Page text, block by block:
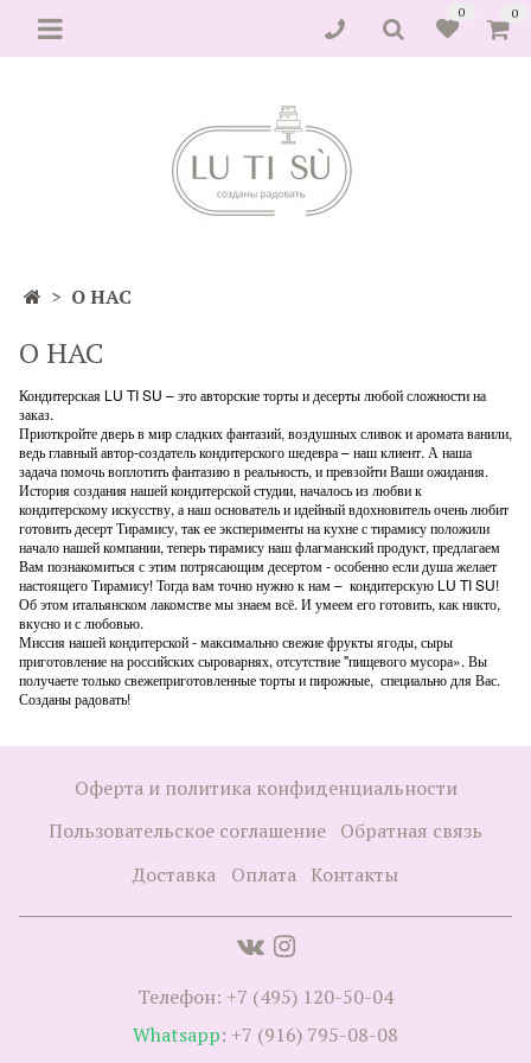
0 0
О НАС
О НАС
Кондитерская LU TI SU – это авторские торты и десерты любой сложности на
заказ.
Приоткройте дверь в мир сладких фантазий, воздушных сливок и аромата ванили,
ведь главный автор-создатель кондитерского шедевра – наш клиент. А наша
задача помочь воплотить фантазию в реальность, и превзойти Ваши ожидания.
История создания нашей кондитерской студии, началось из любви к
кондитерскому искусству, а наш основатель и идейный вдохновитель очень любит
готовить десерт Тирамису, так ее эксперименты на кухне с тирамису положили
начало нашей компании, теперь тирамису наш флагманский продукт, предлагаем
Вам познакомиться с этим потрясающим десертом - особенно если душа желает
настоящего Тирамису! Тогда вам точно нужно к нам – кондитерскую LU TI SU!
Об этом итальянском лакомстве мы знаем всё. И умеем его готовить, как никто,
вкусно и с любовью.
Миссия нашей кондитерской - максимально свежие фрукты ягоды, сыры
приготовление на российских сыроварнях, отсутствие "пищевого мусора». Вы
получаете только свежеприготовленные торты и пирожные, специально для Вас.
Созданы радовать!
Оферта и политика конфиденциальности
Пользовательское соглашение
Обратная связь
Доставка
Оплата Контакты
Телефон: +7 (495) 120-50-04
Whatsapp: +7 (916) 795-08-08